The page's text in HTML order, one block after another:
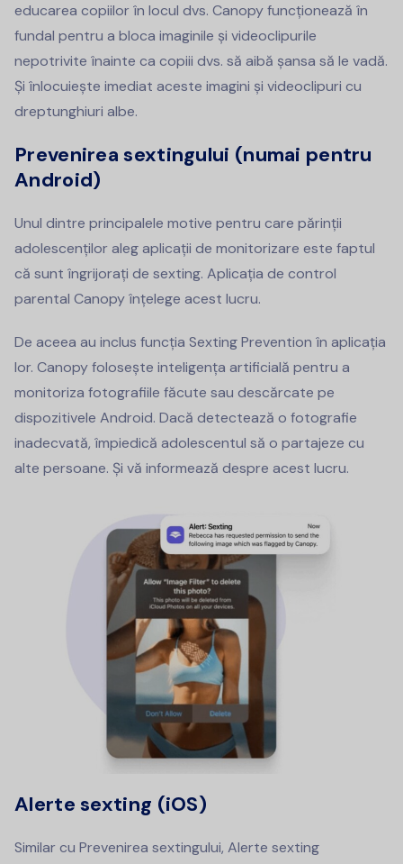
educarea copiilor în locul dvs. Canopy funcționează în
fundal pentru a bloca imaginile și videoclipurile
nepotrivite înainte ca copiii dvs. să aibă șansa să le vadă.
Și înlocuiește imediat aceste imagini și videoclipuri cu
dreptunghiuri albe.
Prevenirea sextingului (numai pentru
Android)
Unul dintre principalele motive pentru care părinții
adolescenților aleg aplicații de monitorizare este faptul
că sunt îngrijorați de sexting. Aplicația de control
parental Canopy înțelege acest lucru.
De aceea au inclus funcția Sexting Prevention în aplicația
lor. Canopy folosește inteligența artificială pentru a
monitoriza fotografiile făcute sau descărcate pe
dispozitivele Android. Dacă detectează o fotografie
inadecvată, împiedică adolescentul să o partajeze cu
alte persoane. Și vă informează despre acest lucru.
Alerte sexting (iOS)
Similar cu Prevenirea sextingului, Alerte sexting